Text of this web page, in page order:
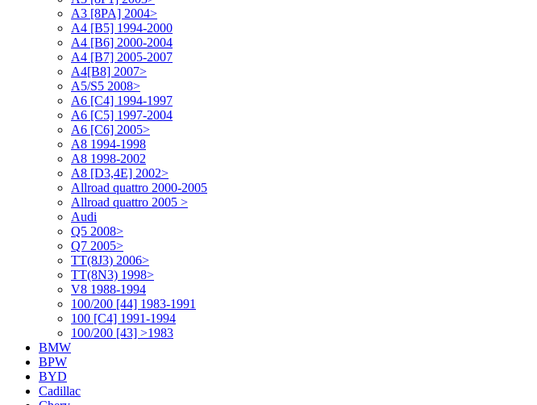
A3 [8PA] 2004>
A4 [B5] 1994-2000
A4 [B6] 2000-2004
A4 [B7] 2005-2007
A4[B8] 2007>
A5/S5 2008>
A6 [C4] 1994-1997
A6 [C5] 1997-2004
A6 [C6] 2005>
A8 1994-1998
A8 1998-2002
A8 [D3,4E] 2002>
Allroad quattro 2000-2005
Allroad quattro 2005 >
Audi
Q5 2008>
Q7 2005>
TT(8J3) 2006>
TT(8N3) 1998>
V8 1988-1994
100/200 [44] 1983-1991
100 [C4] 1991-1994
100/200 [43] >1983
BMW
BPW
BYD
Cadillac